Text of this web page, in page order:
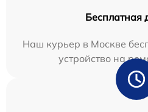
Бесплатная
Наш курьер в Москве
устройство на